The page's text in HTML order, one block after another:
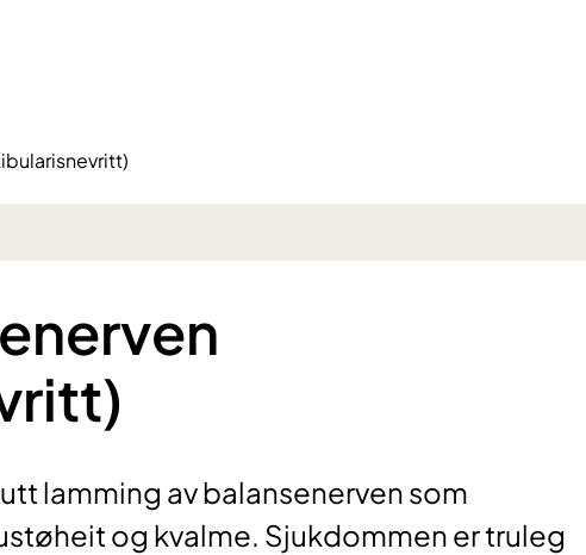
lamming av balansenerven som
og kvalme. Sjukdommen er truleg